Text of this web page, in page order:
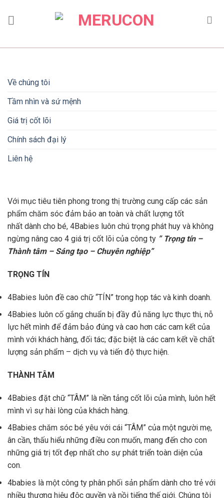
Với mục tiêu tiên phong trong thị trường cung cấp các sản
phẩm chăm sóc đảm bảo an toàn và chất lượng tốt
nhất dành cho bé, 4Babies luôn chú trọng phát huy và không
ngừng nâng cao 4 giá trị cốt lõi của công ty ” Trọng tín –
Thành tâm – Sáng tạo – Chuyên nghiệp”
TRỌNG TÍN
4Babies luôn đề cao chữ “TÍN” trong họp tác và kinh doanh.
4Babies luôn cố gắng chuẩn bị đầy đủ năng lực thực thi, nỗ
lực hết mình để đảm bảo đúng và cao hơn các cam kết của
mình với khách hàng, đối tác; đặc biệt là các cam kết về chất
lượng sản phẩm – dịch vụ và tiến độ thực hiện.
THÀNH TÂM
4Babies đặt chữ “TÂM” là nền tảng cốt lõi của mình, luôn hết
mình vì sự hài lòng của khách hàng.
4Babies chăm sóc bé yêu với cái “TÂM” của một người mẹ,
ân cần, thấu hiểu những điều con muốn, mang đến cho con
những giá trị tốt đẹp nhất cho sự phát triển toàn diện của
con.
4babies là một công ty phân phối sản phẩm dành cho trẻ với
nhiều thương hiệu độc quyền và nồi tiếng thế giới. Chúng tôi
Về chúng tôi
Tầm nhìn và sứ mệnh
Giá trị cốt lõi
Chính sách đại lý
Liên hệ